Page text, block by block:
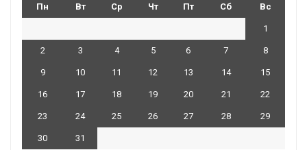
Пн Вт Ср Чт Пт Сб Вс
1
2 3 4 5 6 7 8
9 10 11 12 13 14 15
16 17 18 19 20 21 22
23 24 25 26 27 28 29
30
31